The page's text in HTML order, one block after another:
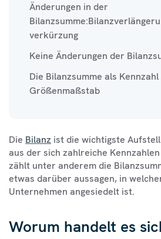
Änderungen in der
verkürzung
Keine Änderungen der
Die Bilanzsumme als
Größenmaßstab
Die Bilanz ist die wichtigste
aus der sich zahlreiche
zählt unter anderem die
etwas darüber aussagen, in
Unternehmen angesiedelt ist.
Worum handelt es